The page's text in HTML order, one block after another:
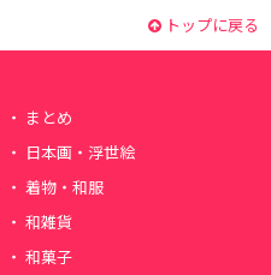
トップに戻る
まとめ
日本画・浮世絵
着物・和服
和雑貨
和菓子